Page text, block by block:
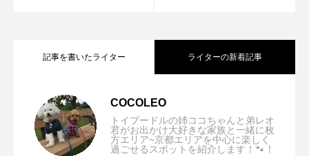
記事を書いたライター ライターの新着記事
COCOLEO
トイプードルの姉ココちゃんと弟レオ
君がお出かけ大好きな家族と一緒に枚
方エリア~京都エリアを中心に楽しく
過ごせるスポットを紹介します！🐾！
2026.06.30 【奈良市】道の駅クロスウェイなかまち
「無料ドッグラン完備！わんちゃんに優
2026.06.02 【奈良/生駒市】ラッキーガーデン「ドッ